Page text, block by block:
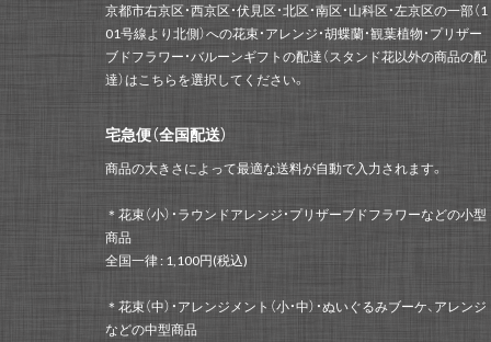
京都市右京区・西京区・伏見区・北区・南区・山科区・左京区の一部（1
01号線より北側）への花束・アレンジ・胡蝶蘭・観葉植物・プリザー
ブドフラワー・バルーンギフトの配達（スタンド花以外の商品の配
達）はこちらを選択してください。
宅急便（全国配送）
商品の大きさによって最適な送料が自動で入力されます。
＊花束（小）・ラウンドアレンジ・プリザーブドフラワーなどの小型
商品
全国一律 : 1,100円(税込)
＊花束（中）・アレンジメント（小・中）・ぬいぐるみブーケ、アレンジ
などの中型商品